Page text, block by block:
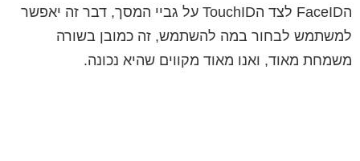
הFaceID לצד הTouchID על גביי המסך, דבר זה יאפשר
למשתמש לבחור במה להשתמש, זה כמובן בשורה
משמחת מאוד, ואנו מאוד מקווים שהיא נכונה.